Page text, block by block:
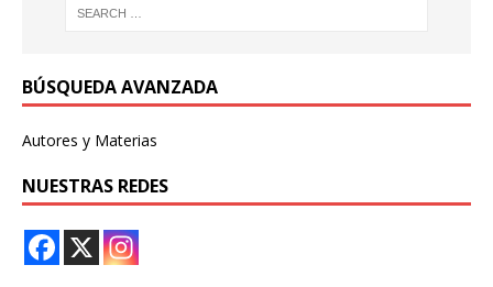
BÚSQUEDA AVANZADA
Autores y Materias
NUESTRAS REDES